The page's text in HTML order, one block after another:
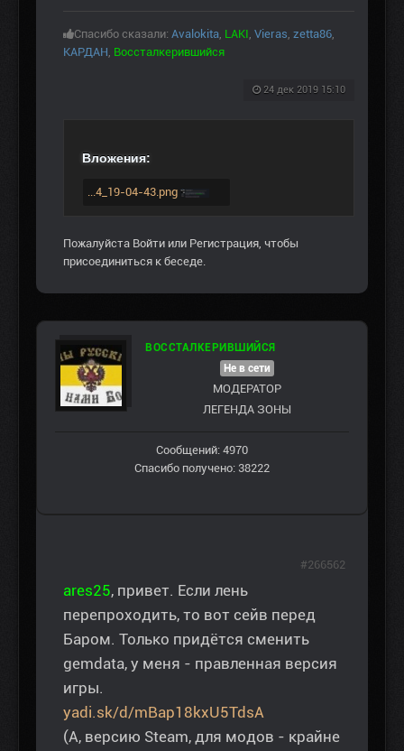
Спасибо сказали: Avalokita, LAKI, Vieras, zetta86,
КАРДАН, Воссталкерившийся
24 дек 2019 15:10
Вложения:
...4_19-04-43.png
Пожалуйста Войти или Регистрация, чтобы
присоединиться к беседе.
ВОССТАЛКЕРИВШИЙСЯ
Не в сети
МОДЕРАТОР
ЛЕГЕНДА ЗОНЫ
Сообщений: 4970
Спасибо получено: 38222
ares25, привет. Если лень
перепроходить, то вот сейв перед
Баром. Только придётся сменить
gemdata, у меня - правленная версия
игры.
yadi.sk/d/mBap18kxU5TdsA
(А, версию Steam, для модов - крайне
#266562